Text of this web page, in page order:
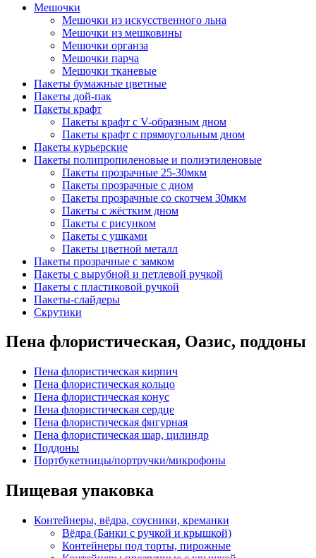
Мешочки
Мешочки из искусственного льна
Мешочки из мешковины
Мешочки органза
Мешочки парча
Мешочки тканевые
Пакеты бумажные цветные
Пакеты дой-пак
Пакеты крафт
Пакеты крафт с V-образным дном
Пакеты крафт с прямоугольным дном
Пакеты курьерские
Пакеты полипропиленовые и полиэтиленовые
Пакеты прозрачные 25-30мкм
Пакеты прозрачные с дном
Пакеты прозрачные со скотчем 30мкм
Пакеты с жёстким дном
Пакеты с рисунком
Пакеты с ушками
Пакеты цветной металл
Пакеты прозрачные с замком
Пакеты с вырубной и петлевой ручкой
Пакеты с пластиковой ручкой
Пакеты-слайдеры
Скрутики
Пена флористическая, Оазис, поддоны
Пена флористическая кирпич
Пена флористическая кольцо
Пена флористическая конус
Пена флористическая сердце
Пена флористическая фигурная
Пена флористическая шар, цилиндр
Поддоны
Портбукетницы/портручки/микрофоны
Пищевая упаковка
Контейнеры, вёдра, соусники, креманки
Вёдра (Банки с ручкой и крышкой)
Контейнеры под торты, пирожные